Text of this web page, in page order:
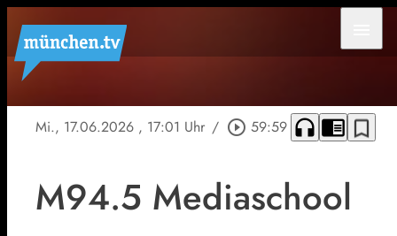
Mi., 17.06.2026 , 17:01 Uhr / play_circle_outline 59:59 headphones chrome_reader_mode bookmark_border
M94.5 Mediaschool